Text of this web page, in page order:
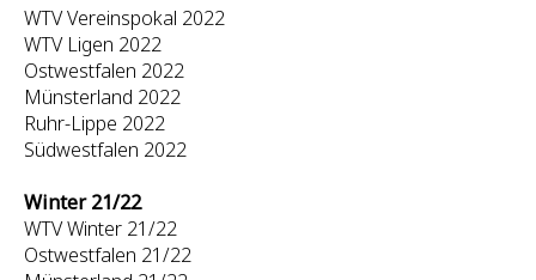
WTV Vereinspokal 2022
WTV Ligen 2022
Ostwestfalen 2022
Münsterland 2022
Ruhr-Lippe 2022
Südwestfalen 2022
Winter 21/22
WTV Winter 21/22
Ostwestfalen 21/22